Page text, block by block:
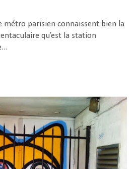
métro parisien connaissent bien la
qu’est la station